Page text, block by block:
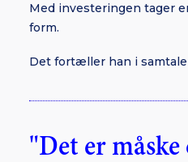
Med investeringen tager
form.
Det fortæller han i
"Det er